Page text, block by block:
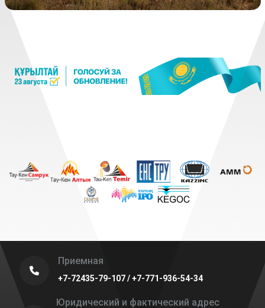
Приемная
+7-72435-79-107 / +7-771-936-54-34
Юридический и фактический адрес